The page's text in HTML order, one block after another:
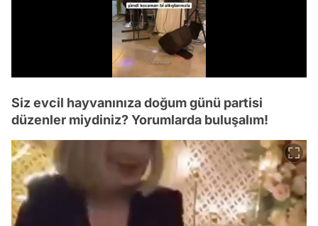
Siz evcil hayvanınıza doğum günü partisi
düzenler miydiniz? Yorumlarda buluşalım!